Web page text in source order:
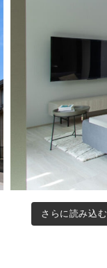
さらに読み込む